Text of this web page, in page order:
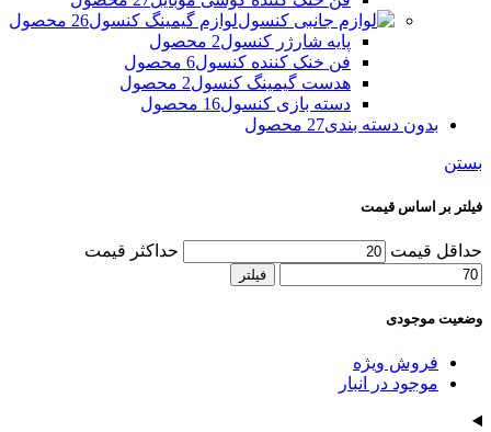
لوازم گیمینگ کنسول26 محصول
پایه شارژر کنسول2 محصول
فن خنک کننده کنسول6 محصول
هدست گیمینگ کنسول2 محصول
دسته بازی کنسول16 محصول
بدون دسته بندی27 محصول
بستن
فیلتر بر اساس قیمت
حداقل قیمت حداکثر قیمت
فیلتر
وضعیت موجودی
فروش ویژه
موجود در انبار